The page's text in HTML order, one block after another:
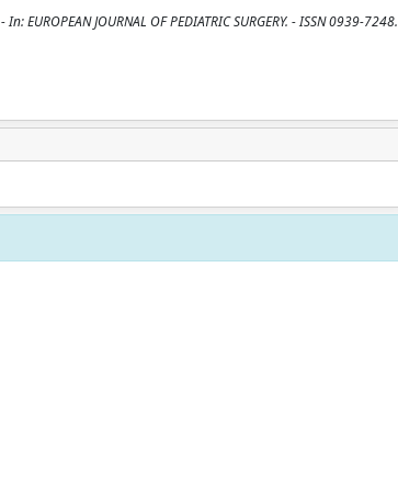
JOURNAL OF PEDIATRIC SURGERY. - ISSN 0939-7248.